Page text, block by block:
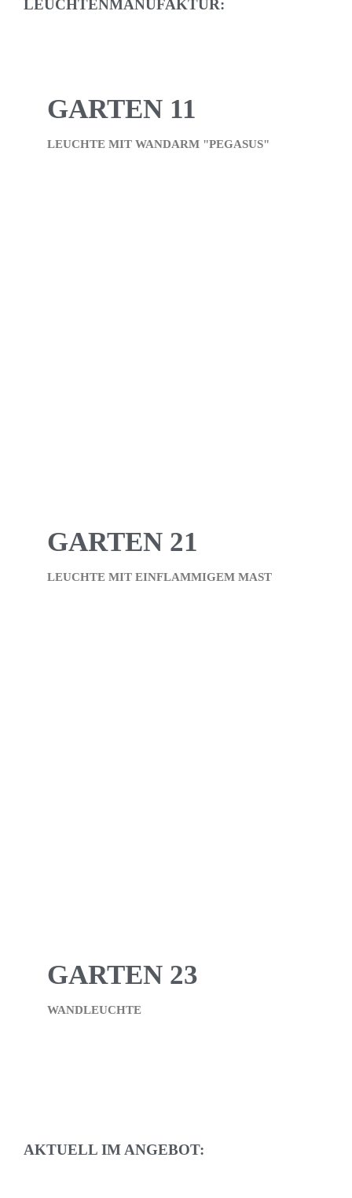
LEUCHTENMANUFAKTUR:
GARTEN 11
LEUCHTE MIT WANDARM "PEGASUS"
GARTEN 21
LEUCHTE MIT EINFLAMMIGEM MAST
GARTEN 23
WANDLEUCHTE
AKTUELL IM ANGEBOT: